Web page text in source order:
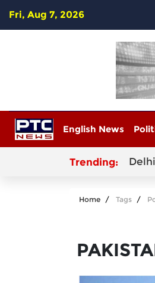
Fri, Aug 7, 2026
English News
Trending:
Home Tags